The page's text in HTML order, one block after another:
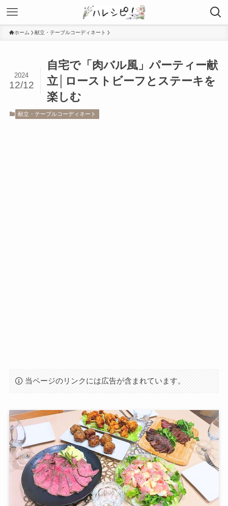
ホーム 献立・テーブルコーディネート
自宅で「肉バル風」パーティー献
立│ローストビーフとステーキを
楽しむ
2024
12/12
献立・テーブルコーディネート
当ページのリンクには広告が含まれています。